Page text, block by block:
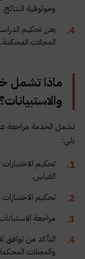
وموثوقية النتائج.
يعزز تحكيم
المجلات المحكمة.
ماذا تشمل
تشمل الخدمة مراجعة
يلي:
تحكيم
القياس.
تحكيم
مراجعة
التأكد من توافق
والمجلات